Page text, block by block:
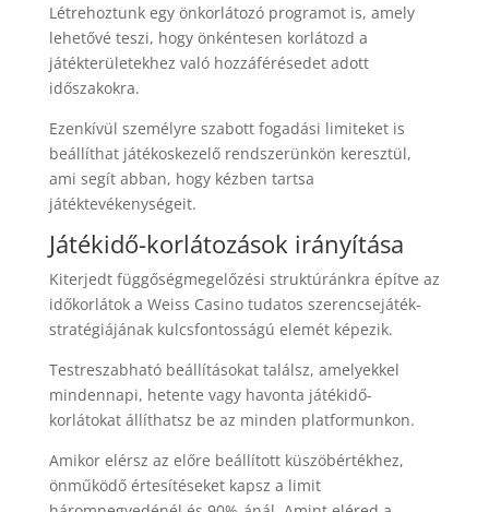
Létrehoztunk egy önkorlátozó programot is, amely
lehetővé teszi, hogy önkéntesen korlátozd a
játékterületekhez való hozzáférésedet adott
időszakokra.
Ezenkívül személyre szabott fogadási limiteket is
beállíthat játékoskezelő rendszerünkön keresztül,
ami segít abban, hogy kézben tartsa
játéktevékenységeit.
Játékidő-korlátozások irányítása
Kiterjedt függőségmegelőzési struktúránkra építve az
időkorlátok a Weiss Casino tudatos szerencsejáték-
stratégiájának kulcsfontosságú elemét képezik.
Testreszabható beállításokat találsz, amelyekkel
mindennapi, hetente vagy havonta játékidő-
korlátokat állíthatsz be az minden platformunkon.
Amikor elérsz az előre beállított küszöbértékhez,
önműködő értesítéseket kapsz a limit